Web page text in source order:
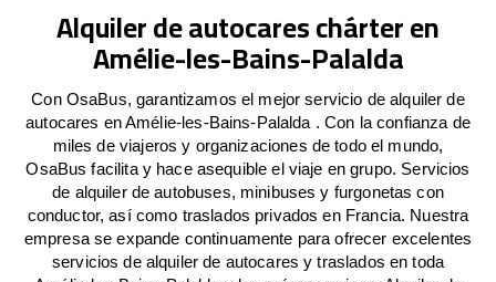
Alquiler de autocares chárter en
Amélie-les-Bains-Palalda
Con OsaBus, garantizamos el mejor servicio de alquiler de
autocares en Amélie-les-Bains-Palalda . Con la confianza de
miles de viajeros y organizaciones de todo el mundo,
OsaBus facilita y hace asequible el viaje en grupo. Servicios
de alquiler de autobuses, minibuses y furgonetas con
conductor, así como traslados privados en Francia. Nuestra
empresa se expande continuamente para ofrecer excelentes
servicios de alquiler de autocares y traslados en toda